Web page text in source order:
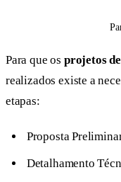
Para que os projetos
realizados existe a
etapas:
Proposta
Detalhamento